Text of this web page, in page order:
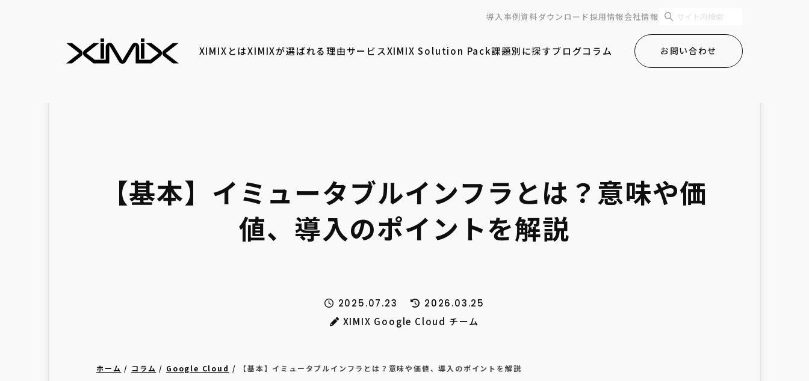
導入事例資料ダウンロード採用情報会社情報
XIMIXとはXIMIXが選ばれる理由サービスXIMIX Solution Pack課題別に探すブログコラム お問い合わせ
【基本】イミュータブルインフラとは？意味や価
値、導入のポイントを解説
2025.07.23
2026.03.25
XIMIX Google Cloud チーム
ホーム コラム Google Cloud 【基本】イミュータブルインフラとは？意味や価値、導入のポイントを解説